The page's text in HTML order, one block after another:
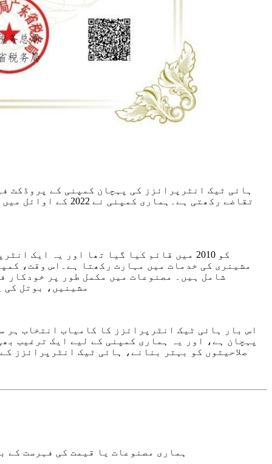
ہائی ٹیک انٹرپرائزز کی پہچان کمپنی کے پروڈکٹ
تقاضے رکھتی
شامل ہیں۔ مصنوعات میں مکمل طور پر خودکار
مشینیں، بوتل کی
اس بار ہائی ٹیک انٹرپرائزز کا کامیاب انتخاب ہر
پہچان ہے، اور یہ ہماری کمپنی کے لیے ایک ترغیب
صلاحیتوں کو بہتر بنانے، ہائی ٹیک انٹرپرائزز
ہماری مصنوعات یا قیمت کی فہرست کے بارے میں